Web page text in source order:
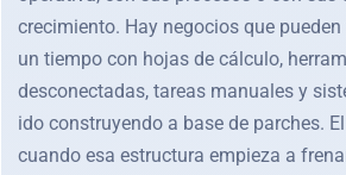
crecimiento. Hay negocios que
un tiempo con hojas de cálculo,
desconectadas, tareas manuales y
ido construyendo a base de parches.
cuando esa estructura empieza a